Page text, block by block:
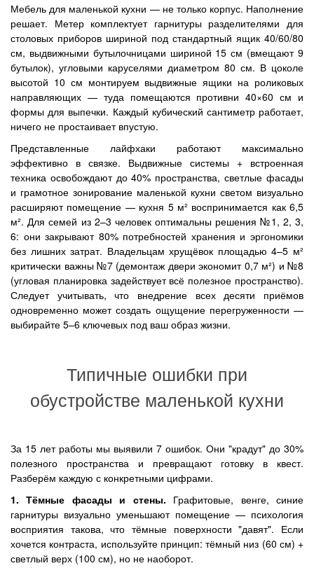
Мебель для маленькой кухни — не только корпус. Наполнение
решает. Метер комплектует гарнитуры разделителями для
столовых приборов шириной под стандартный ящик 40/60/80
см, выдвижными бутылочницами шириной 15 см (вмещают 9
бутылок), угловыми каруселями диаметром 80 см. В цоколе
высотой 10 см монтируем выдвижные ящики на роликовых
направляющих — туда помещаются противни 40×60 см и
формы для выпечки. Каждый кубический сантиметр работает,
ничего не простаивает впустую.
Представленные лайфхаки работают максимально
эффективно в связке. Выдвижные системы + встроенная
техника освобождают до 40% пространства, светлые фасады
и грамотное зонирование маленькой кухни светом визуально
расширяют помещение — кухня 5 м² воспринимается как 6,5
м². Для семей из 2–3 человек оптимальны решения №1, 2, 3,
6: они закрывают 80% потребностей хранения и эргономики
без лишних затрат. Владельцам хрущёвок площадью 4–5 м²
критически важны №7 (демонтаж двери экономит 0,7 м²) и №8
(угловая планировка задействует всё полезное пространство).
Следует учитывать, что внедрение всех десяти приёмов
одновременно может создать ощущение перегруженности —
выбирайте 5–6 ключевых под ваш образ жизни.
Типичные ошибки при
обустройстве маленькой кухни
За 15 лет работы мы выявили 7 ошибок. Они "крадут" до 30%
полезного пространства и превращают готовку в квест.
Разберём каждую с конкретными цифрами.
1. Тёмные фасады и стены. Графитовые, венге, синие
гарнитуры визуально уменьшают помещение — психология
восприятия такова, что тёмные поверхности "давят". Если
хочется контраста, используйте принцип: тёмный низ (60 см) +
светлый верх (100 см), но не наоборот.